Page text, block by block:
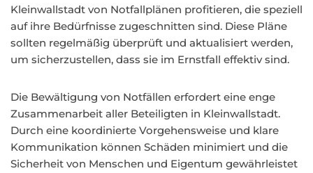
Kleinwallstadt von Notfallplänen profitieren, die speziell
auf ihre Bedürfnisse zugeschnitten sind. Diese Pläne
sollten regelmäßig überprüft und aktualisiert werden,
um sicherzustellen, dass sie im Ernstfall effektiv sind.
Die Bewältigung von Notfällen erfordert eine enge
Zusammenarbeit aller Beteiligten in Kleinwallstadt.
Durch eine koordinierte Vorgehensweise und klare
Kommunikation können Schäden minimiert und die
Sicherheit von Menschen und Eigentum gewährleistet